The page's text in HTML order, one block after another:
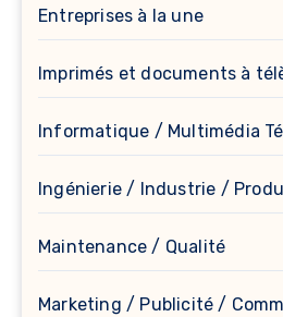
Entreprises à la une
Imprimés et documents à
Informatique / Multimédia
Ingénierie / Industrie /
Maintenance / Qualité
Marketing / Publicité /